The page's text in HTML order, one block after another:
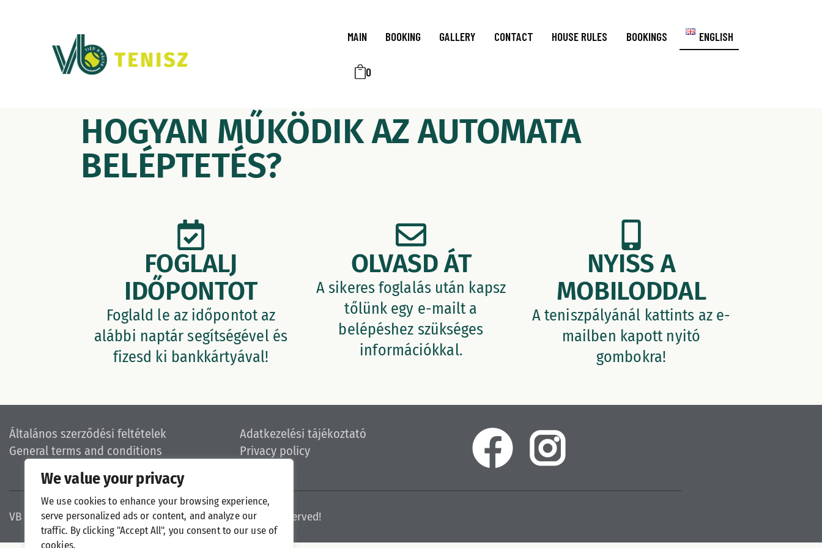
We value your privacy
We use cookies to enhance your browsing experience,
serve personalized ads or content, and analyze our
traffic. By clicking "Accept All", you consent to our use of
cookies.
MAIN BOOKING GALLERY CONTACT HOUSE RULES BOOKINGS ENGLISH
0
HOGYAN MŰKÖDIK AZ AUTOMATA
BELÉPTETÉS?
FOGLALJ
IDŐPONTOT
Foglald le az időpontot az
alábbi naptár segítségével és
fizesd ki bankkártyával!
OLVASD ÁT
A sikeres foglalás után kapsz
tőlünk egy e-mailt a
belépéshez szükséges
információkkal.
NYISS A
MOBILODDAL
A teniszpályánál kattints az e-
mailben kapott nyitó
gombokra!
Általános szerződési feltételek
General terms and conditions
Adatkezelési tájékoztató
Privacy policy
VB Tenisz Pécs © 2026. Minden jog fenntartva! All rights reserved!